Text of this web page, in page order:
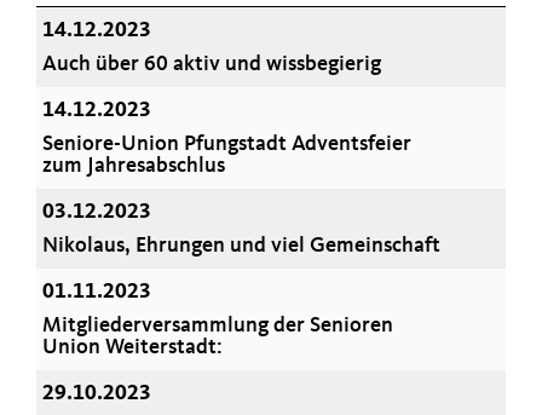
14.12.2023
Auch über 60 aktiv und wissbegierig
14.12.2023
Seniore-Union Pfungstadt Adventsfeier
zum Jahresabschlus
03.12.2023
Nikolaus, Ehrungen und viel Gemeinschaft
01.11.2023
Mitgliederversammlung der Senioren
Union Weiterstadt:
29.10.2023